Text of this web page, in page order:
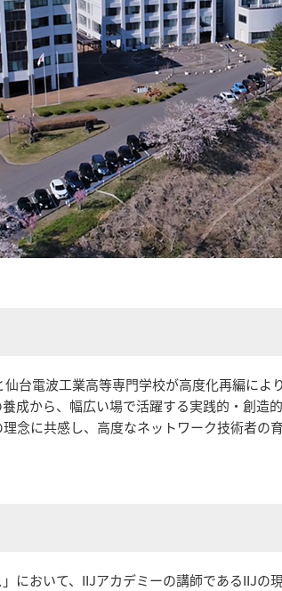
台電波工業高等専門学校が高度化再編によ
成から、幅広い場で活躍する実践的・創造
念に共感し、高度なネットワーク技術者の
において、IIJアカデミーの講師であるIIJの